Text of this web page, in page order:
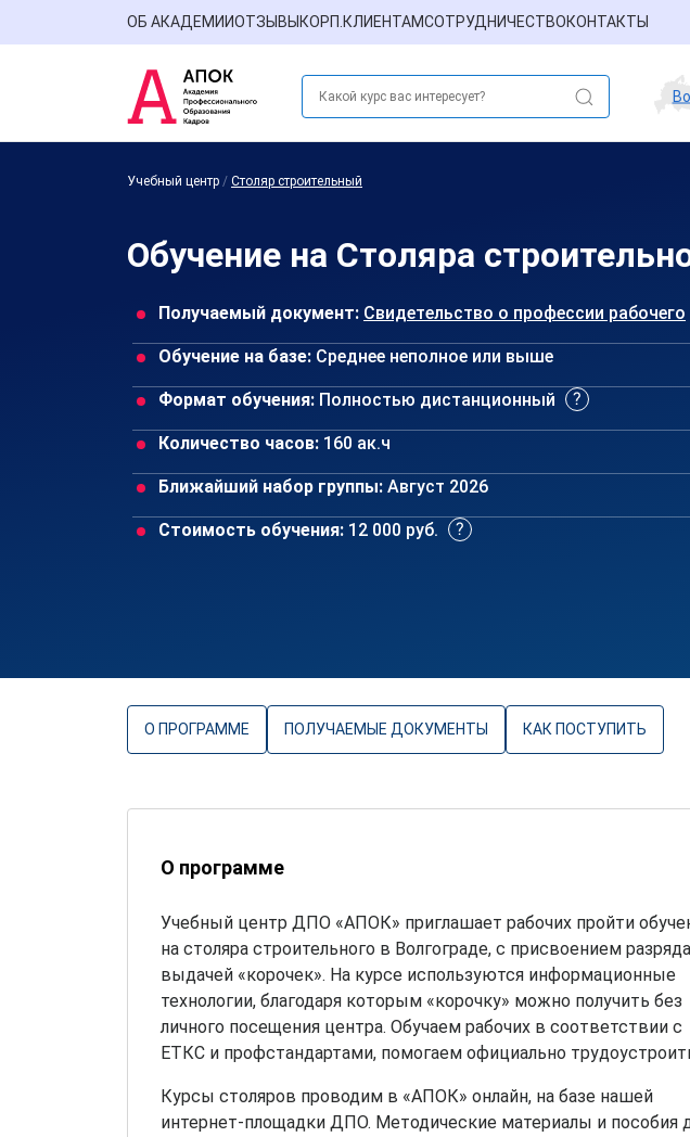
ОБ АКАДЕМИИОТЗЫВЫ КОРП.КЛИЕНТАМСОТРУДНИЧЕСТВОКОНТАКТЫ
Учебный центр / Столяр строительный
Обучение на Столяра
Получаемый документ: Свидетельство о профессии рабочего
Обучение на базе: Среднее неполное или выше
Формат обучения: Полностью дистанционный
Количество часов: 160 ак.ч
Ближайший набор группы: Август 2026
Стоимость обучения: 12 000 руб.
О ПРОГРАММЕ ПОЛУЧАЕМЫЕ ДОКУМЕНТЫ КАК ПОСТУПИТЬ
О программе
Учебный центр ДПО «АПОК» приглашает рабочих пройти
на столяра строительного в Волгограде, с присвоением
выдачей «корочек». На курсе используются информационные
технологии, благодаря которым «корочку» можно получить без
личного посещения центра. Обучаем рабочих в соответствии с
ЕТКС и профстандартами, помогаем официально
Курсы столяров проводим в «АПОК» онлайн, на базе нашей
интернет-площадки ДПО. Методические материалы и пособия